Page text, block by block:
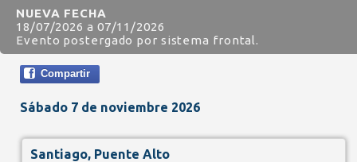
NUEVA FECHA
18/07/2026 a 07/11/2026
Evento postergado por sistema frontal.
Compartir
Sábado 7 de noviembre 2026
Santiago, Puente Alto